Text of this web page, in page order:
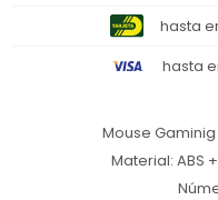
hasta
hasta
Mouse
Material: ABS